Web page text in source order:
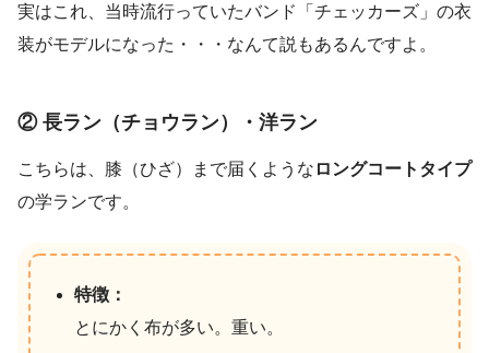
実はこれ、当時流行っていたバンド「チェッカーズ」の衣
装がモデルになった・・・なんて説もあるんですよ。
② 長ラン（チョウラン）・洋ラン
こちらは、膝（ひざ）まで届くような ロングコートタイプ
の学ランです。
特徴：
とにかく布が多い。重い。